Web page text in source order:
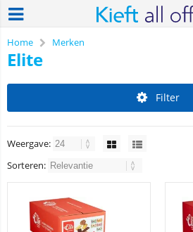
Home Merken
Elite
Filter
Weergave:
Sorteren: